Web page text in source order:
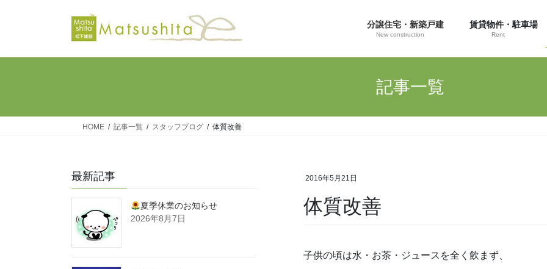
分譲住宅・新築戸建
New construction
賃貸物件・駐車場
Rent
記事一覧
HOME 記事一覧 スタッフブログ 体質改善
2016年5月21日
体質改善
子供の頃は水・お茶・ジュースを全く飲まず、
最新記事
夏季休業のお知らせ
2026年8月7日